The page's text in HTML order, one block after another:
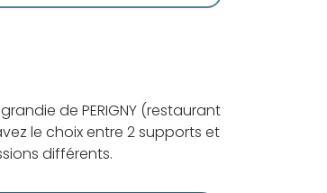
de PERIGNY (restaurant
le choix entre 2 supports et
différents.